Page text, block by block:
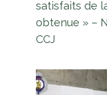
satisfaits de
obtenue » –
CCJ